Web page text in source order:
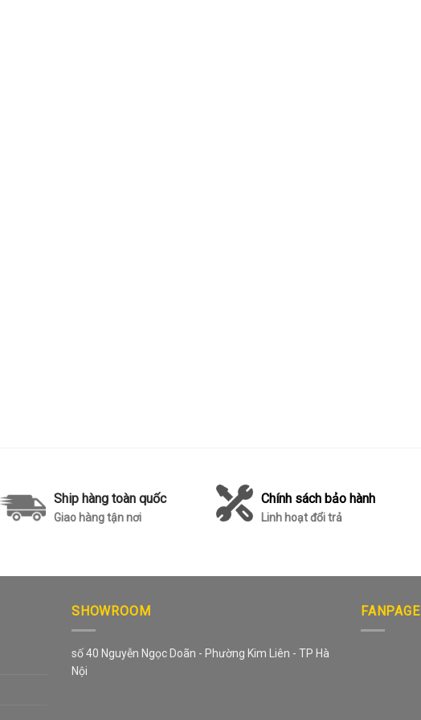
Ship hàng toàn quốc
Giao hàng tận nơi
Chính sách bảo hành
Linh hoạt đổi trả
SHOWROOM
số 40 Nguyễn Ngọc Doãn - Phường Kim Liên - TP Hà
Nội
FANPAGE